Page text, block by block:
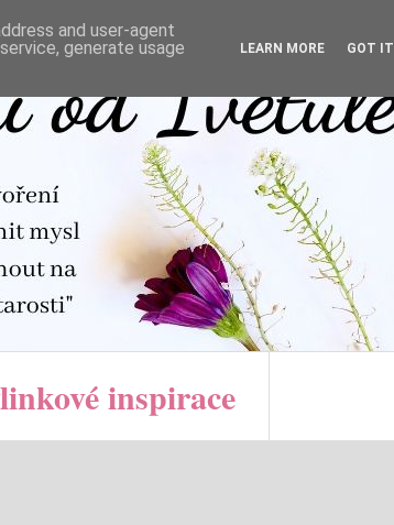
inspirace
and user-agent
generate usage
LEARN MORE GOT IT